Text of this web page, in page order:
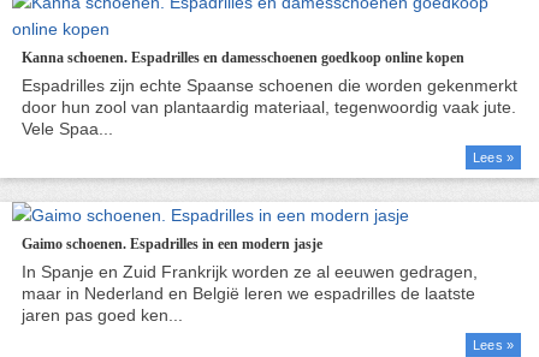
Kanna schoenen. Espadrilles en damesschoenen goedkoop online kopen
Lees »
Gaimo schoenen. Espadrilles in een modern jasje
Lees »